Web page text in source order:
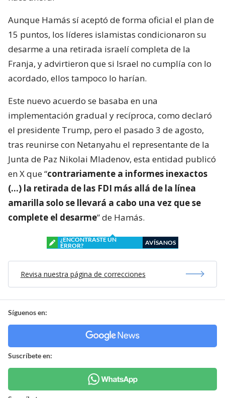
Aunque Hamás sí aceptó de forma oficial el plan de
15 puntos, los líderes islamistas condicionaron su
desarme a una retirada israelí completa de la
Franja, y advirtieron que si Israel no cumplía con lo
acordado, ellos tampoco lo harían.
Este nuevo acuerdo se basaba en una
implementación gradual y recíproca, como declaró
el presidente Trump, pero el pasado 3 de agosto,
tras reunirse con Netanyahu el representante de la
Junta de Paz Nikolai Mladenov, esta entidad publicó
en X que “contrariamente a informes inexactos
(…) la retirada de las FDI más allá de la línea
amarilla solo se llevará a cabo una vez que se
complete el desarme” de Hamás.
¿ENCONTRASTE UN
ERROR?
AVÍSANOS
Revisa nuestra página de correcciones
Síguenos en:
Suscríbete en: